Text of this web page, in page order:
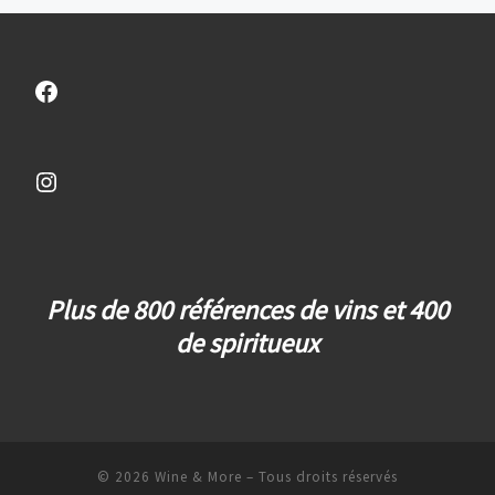
Facebook
Instagram
Plus de 800 références de vins et 400
de spiritueux
© 2026 Wine & More – Tous droits réservés